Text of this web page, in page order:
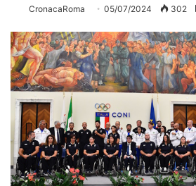
CronacaRoma 05/07/2024 302